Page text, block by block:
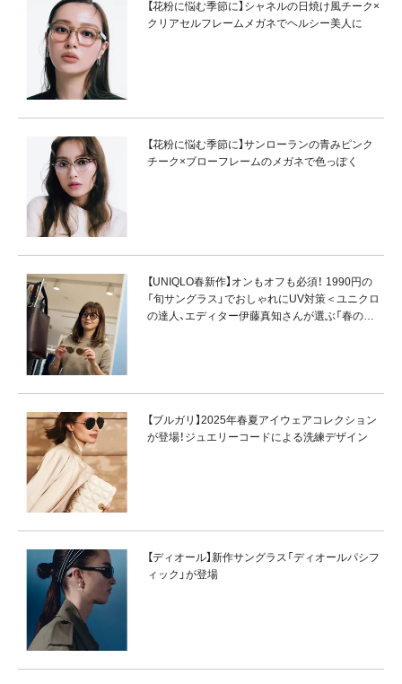
【花粉に悩む季節に】シャネルの日焼け風チーク×
クリアセルフレームメガネでヘルシー美人に
【花粉に悩む季節に】サンローランの青みピンク
チーク×ブローフレームのメガネで色っぽく
【UNIQLO春新作】オンもオフも必須！ 1990円の
「旬サングラス」でおしゃれにUV対策＜ユニクロ
の達人、エディター伊藤真知さんが選ぶ「春の名
【ブルガリ】2025年春夏アイウェアコレクション
が登場！ジュエリーコードによる洗練デザイン
【ディオール】新作サングラス「ディオールパシフ
ィック」が登場